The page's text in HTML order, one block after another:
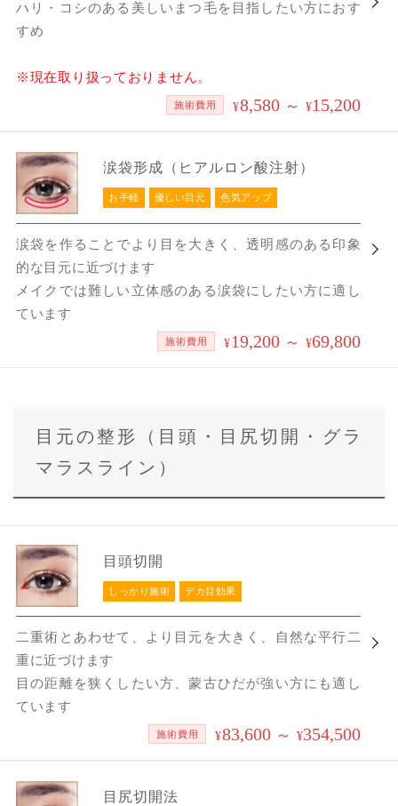
ハリ・コシのある美しいまつ毛を目指したい方におす
すめ
※現在取り扱っておりません。
施術費用 ¥8,580 ～ ¥15,200
涙袋形成（ヒアルロン酸注射）
お手軽 優しい目元 色気アップ
涙袋を作ることでより目を大きく、透明感のある印象
的な目元に近づけます
メイクでは難しい立体感のある涙袋にしたい方に適し
ています
施術費用 ¥ 19,200 ～ ¥69,800
目元の整形（目頭・目尻切開・グラ
マラスライン）
目頭切開
しっかり施術 デカ目効果
二重術とあわせて、より目元を大きく、自然な平行二
重に近づけます
目の距離を狭くしたい方、蒙古ひだが強い方にも適し
ています
施術費用 ¥83,600 ～ ¥354,500
目尻切開法